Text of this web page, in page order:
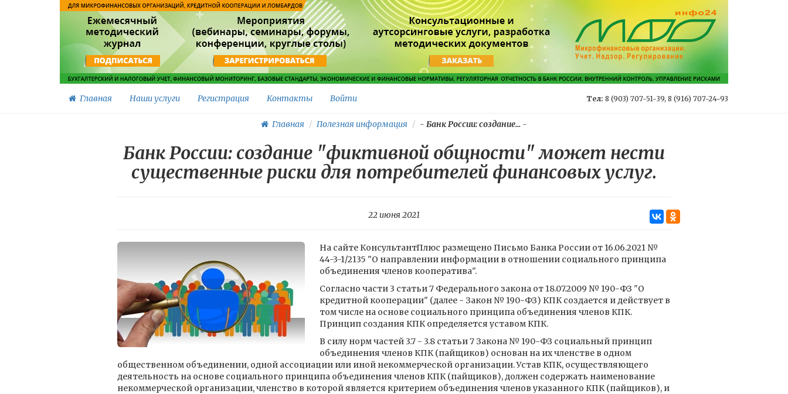
Главная Наши услуги Регистрация Контакты Войти Тел: 8 (903) 707-51-39, 8 (916) 707-24-93
Главная Полезная информация - Банк России: создание... -
Банк России: создание "фиктивной общности" может нести
существенные риски для потребителей финансовых услуг.
22 июня 2021
На сайте КонсультантПлюс размещено Письмо Банка России от 16.06.2021 №
44-3-1/2135 "О направлении информации в отношении социального принципа
объединения членов кооператива".
Согласно части 3 статьи 7 Федерального закона от 18.07.2009 № 190-ФЗ "О
кредитной кооперации" (далее - Закон № 190-ФЗ) КПК создается и действует в
том числе на основе социального принципа объединения членов КПК.
Принцип создания КПК определяется уставом КПК.
В силу норм частей 3.7 - 3.8 статьи 7 Закона № 190-ФЗ социальный принцип
объединения членов КПК (пайщиков) основан на их членстве в одном
общественном объединении, одной ассоциации или иной некоммерческой организации. Устав КПК, осуществляющего
деятельность на основе социального принципа объединения членов КПК (пайщиков), должен содержать наименование
некоммерческой организации, членство в которой является критерием объединения членов указанного КПК (пайщиков), и